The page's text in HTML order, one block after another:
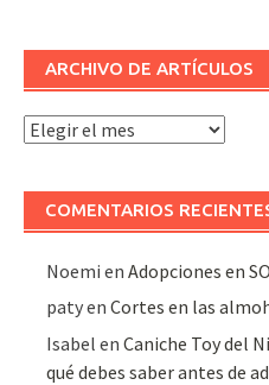
ARCHIVO DE ARTÍCULOS
Archivo
COMENTARIOS
Noemi enAdopciones en
patyenCortes en las
Isabel enCaniche Toy del
qué debes saber antes de